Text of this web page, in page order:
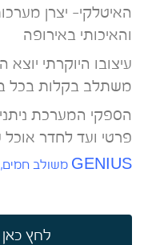
האיטלקי- יצרן
והאיכותי באירופה
משתלב בקלות בכל
הספקי המערכת
פרטי ועד לחדר
GENIUS משולב חמים, קרים וסודה
לחץ כאן